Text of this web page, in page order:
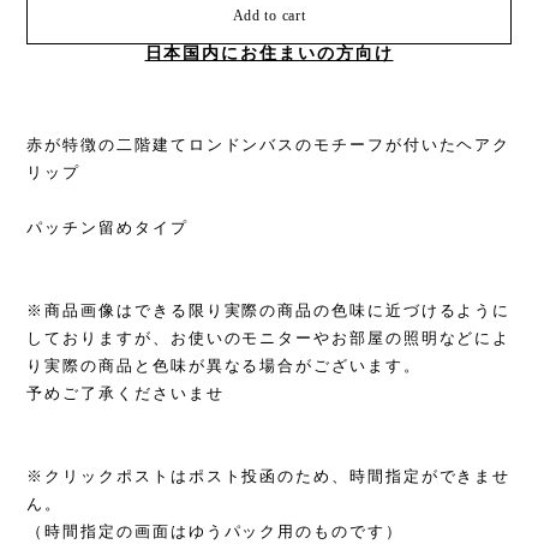
Add to cart
日本国内にお住まいの方向け
赤が特徴の二階建てロンドンバスのモチーフが付いたヘアク
リップ
パッチン留めタイプ
※商品画像はできる限り実際の商品の色味に近づけるように
しておりますが、お使いのモニターやお部屋の照明などによ
り実際の商品と色味が異なる場合がございます。
予めご了承くださいませ
※クリックポストはポスト投函のため、時間指定ができませ
ん。
（時間指定の画面はゆうパック用のものです）